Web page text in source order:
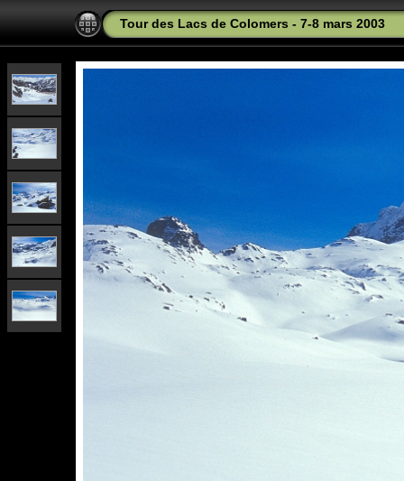
Tour des Lacs de Colomers - 7-8 mars 2003